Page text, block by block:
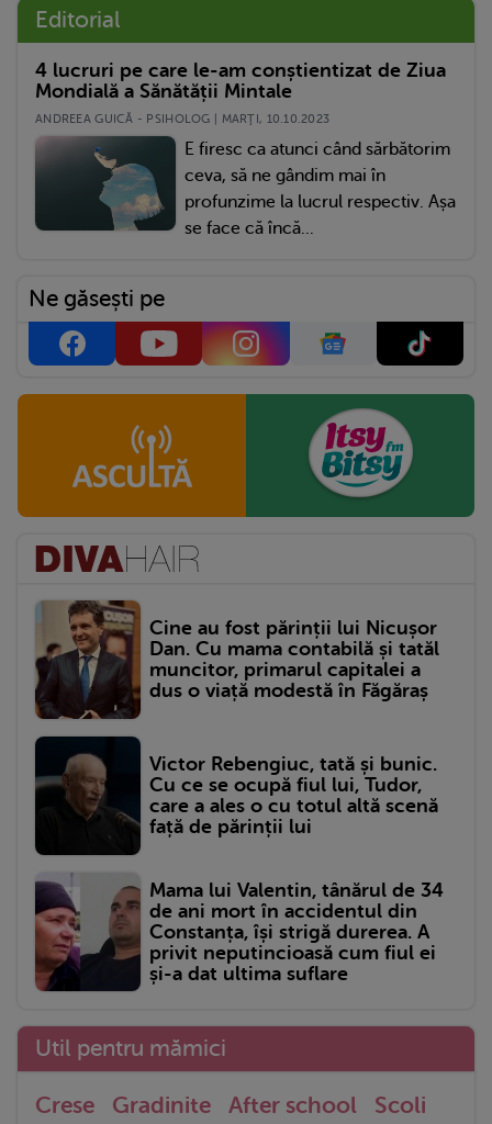
Editorial
4 lucruri pe care le-am conștientizat de Ziua
Mondială a Sănătății Mintale
ANDREEA GUICĂ - PSIHOLOG | MARŢI, 10.10.2023
E firesc ca atunci când sărbătorim
ceva, să ne gândim mai în
profunzime la lucrul respectiv. Așa
se face că încă...
Ne găsești pe
Cine au fost părinții lui Nicușor
Dan. Cu mama contabilă și tatăl
muncitor, primarul capitalei a
dus o viață modestă în Făgăraș
Victor Rebengiuc, tată și bunic.
Cu ce se ocupă fiul lui, Tudor,
care a ales o cu totul altă scenă
față de părinții lui
Mama lui Valentin, tânărul de 34
de ani mort în accidentul din
Constanța, își strigă durerea. A
privit neputincioasă cum fiul ei
și-a dat ultima suflare
Util pentru mămici
Crese Gradinite After school
Scoli